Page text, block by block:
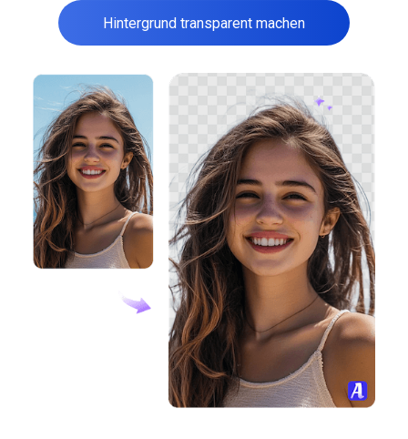
Hintergrund transparent machen